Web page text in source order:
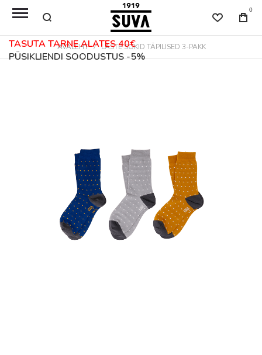
TASUTA TARNE ALATES 40€
PÜSIKLIENDI SOODUSTUS -5%
0
AVALEHT LASTE SOKID TÄPILISED 3-PAKK